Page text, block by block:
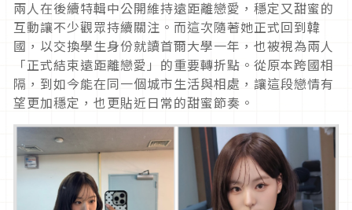
兩人在後續特輯中公開維持遠距離戀愛，穩定又甜蜜的
互動讓不少觀眾持續關注。而這次隨著她正式回到韓
國，以交換學生身份就讀首爾大學一年，也被視為兩人
「正式結束遠距離戀愛」的重要轉折點。從原本跨國相
隔，到如今能在同一個城市生活與相處，讓這段戀情有
望更加穩定，也更貼近日常的甜蜜節奏。